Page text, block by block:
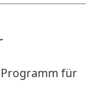
Programm für